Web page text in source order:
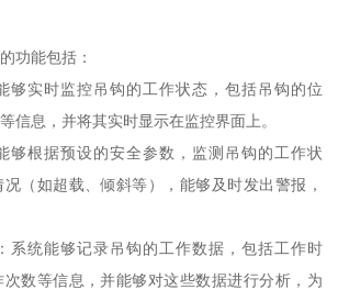
功能包括：
够实时监控吊钩的工作状态，包括吊钩的位
信息，并将其实时显示在监控界面上。
够根据预设的安全参数，监测吊钩的工作状
（如超载、倾斜等），能够及时发出警报，
系统能够记录吊钩的工作数据，包括工作时
数等信息，并能够对这些数据进行分析，为